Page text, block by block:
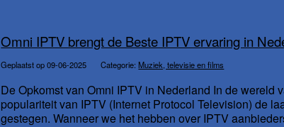
Omni IPTV brengt de Beste IPTV ervaring in
Geplaatst op 09-06-2025 Categorie:Muziek, televisie en films
De Opkomst van Omni IPTV in Nederland In de wereld
populariteit van IPTV (Internet Protocol Television) de
gestegen. Wanneer we het hebben over IPTV